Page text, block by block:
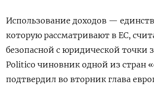
Использование доходов —
которую рассматривают в ЕС,
безопасной с юридической точки
Politico чиновник одной из стран
подтвердил во вторник глава